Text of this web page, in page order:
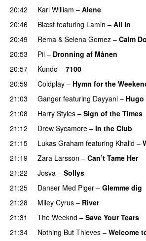
20:42 Karl William – Alene
20:46
Blæst featuring Lamin – All In
20:49
Rema & Selena Gomez – Calm
20:53
Pil – Dronning af Månen
20:57 Kundo – 7100
20:59
Coldplay – Hymn for the
21:03
Ganger featuring Dayyani – Hugo
21:08
Harry Styles – Sign of the Times
21:12 Drew Sycamore – In the Club
21:15
Lukas Graham featuring Khalid –
21:19
Zara Larsson – Can’t Tame Her
21:22
Josva – Sollys
21:25
Danser Med Piger – Glemme dig
21:28
Miley Cyrus – River
21:31
The Weeknd – Save Your Tears
21:34
Nothing But Thieves – Welcome